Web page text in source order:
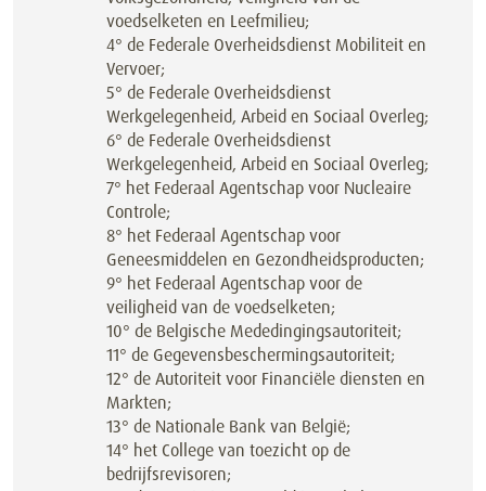
voedselketen en Leefmilieu;
4° de Federale Overheidsdienst Mobiliteit en
Vervoer;
5° de Federale Overheidsdienst
Werkgelegenheid, Arbeid en Sociaal Overleg;
6° de Federale Overheidsdienst
Werkgelegenheid, Arbeid en Sociaal Overleg;
7° het Federaal Agentschap voor Nucleaire
Controle;
8° het Federaal Agentschap voor
Geneesmiddelen en Gezondheidsproducten;
9° het Federaal Agentschap voor de
veiligheid van de voedselketen;
10° de Belgische Mededingingsautoriteit;
11° de Gegevensbeschermingsautoriteit;
12° de Autoriteit voor Financiële diensten en
Markten;
13° de Nationale Bank van België;
14° het College van toezicht op de
bedrijfsrevisoren;